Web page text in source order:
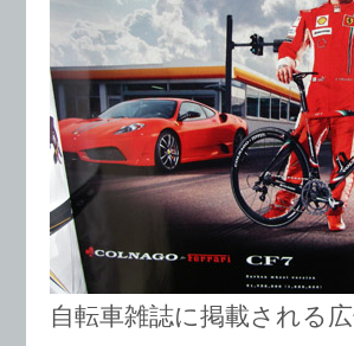
自転車雑誌に掲載される